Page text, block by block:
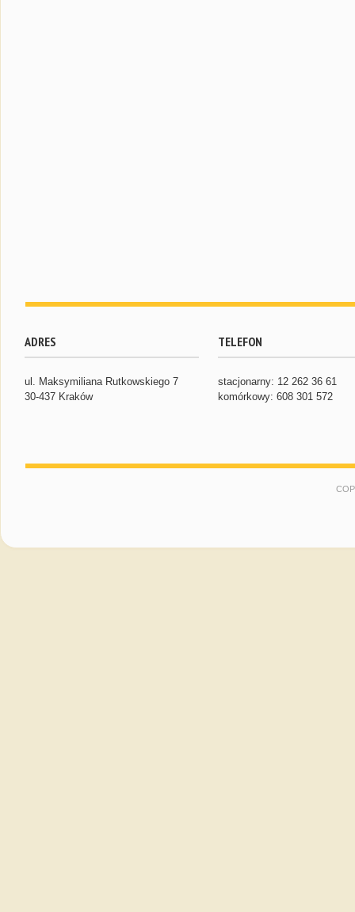
ADRES
ul. Maksymiliana Rutkowskiego 7
30-437 Kraków
TELEFON
stacjonarny: 12 262 36 61
komórkowy: 608 301 572